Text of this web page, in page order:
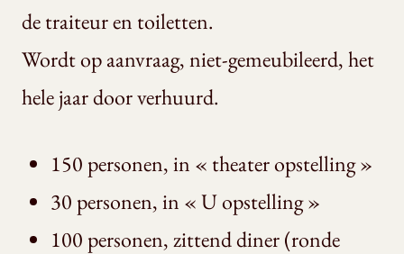
de traiteur en toiletten.
Wordt op aanvraag, niet-gemeubileerd, het
hele jaar door verhuurd.
150 personen, in « theater opstelling »
30 personen, in « U opstelling »
100 personen, zittend diner (ronde